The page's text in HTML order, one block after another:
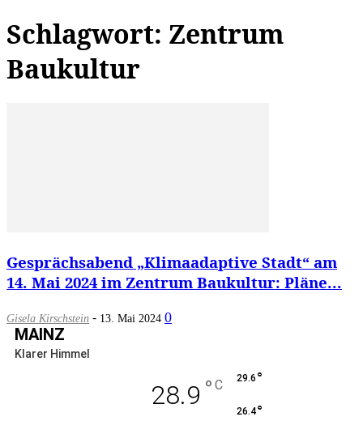
Schlagwort: Zentrum
Baukultur
Gesprächsabend „Klimaadaptive Stadt“ am
14. Mai 2024 im Zentrum Baukultur: Pläne...
Gisela Kirschstein - 13. Mai 2024 0
MAINZ
Klarer Himmel
28.9 ° C 29.6 °
26.4°